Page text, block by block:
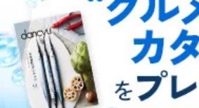
お取引先様：会社名、部署名、氏
株主様：氏名、住所、（会社名）
C.代理人様による開示等のご請求
開示等のご請求をすることについて代
合は、前項の書類に加えて、下記書類
い。
利用規約プライバシーポリシー 特定商取引法に基づ
投資家の皆様へサイトマ